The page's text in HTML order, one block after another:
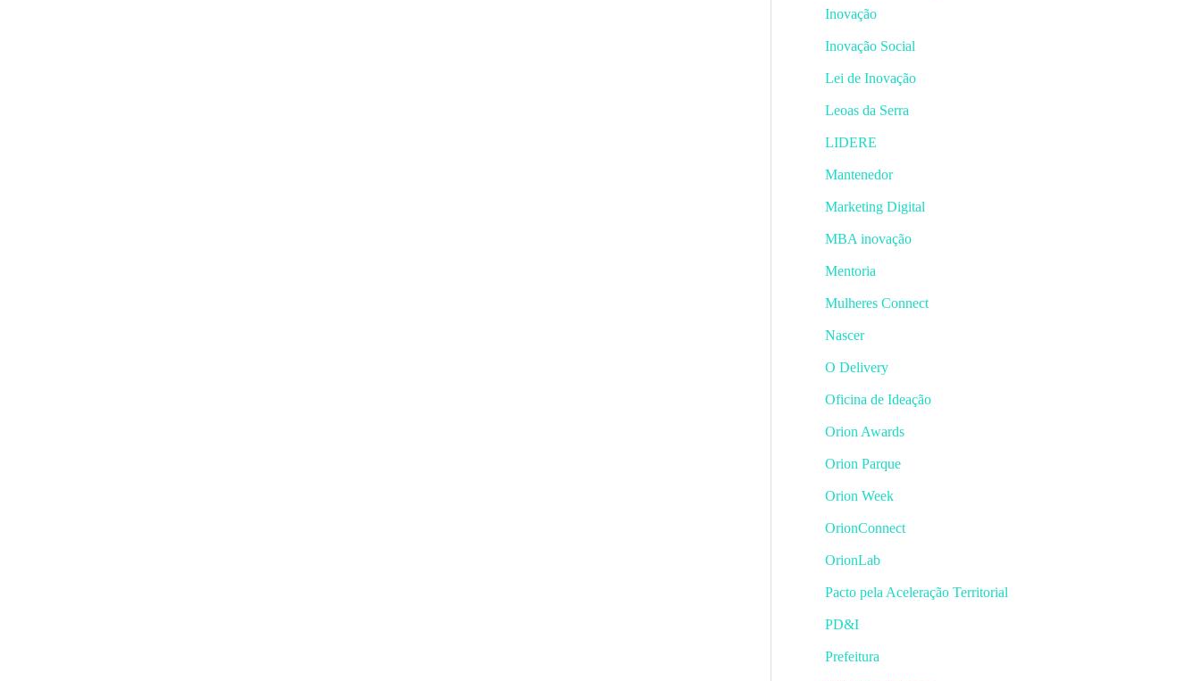
Inovação
Inovação Social
Lei de Inovação
Leoas da Serra
LIDERE
Mantenedor
Marketing Digital
MBA inovação
Mentoria
Mulheres Connect
Nascer
O Delivery
Oficina de Ideação
Orion Awards
Orion Parque
Orion Week
OrionConnect
OrionLab
Pacto pela Aceleração Territorial
PD&I
Prefeitura